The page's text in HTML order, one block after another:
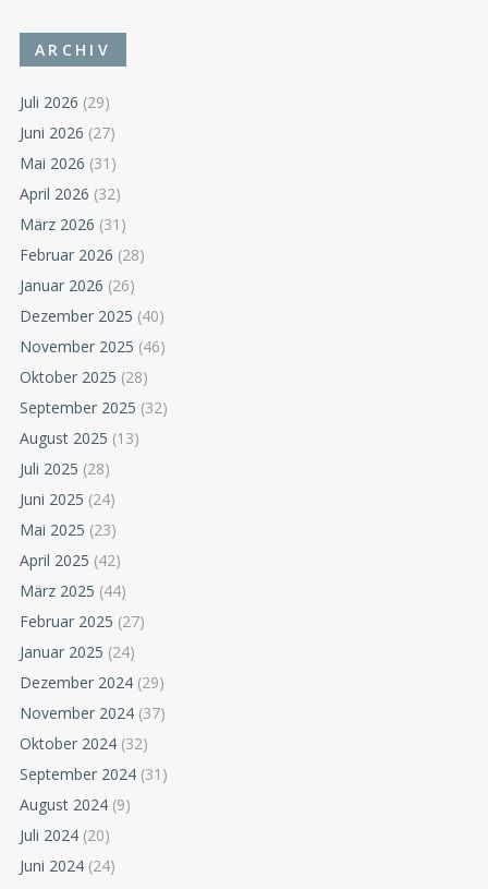
ARCHIV
Juli 2026 (29)
Juni 2026 (27)
Mai 2026 (31)
April 2026 (32)
März 2026 (31)
Februar 2026 (28)
Januar 2026 (26)
Dezember 2025 (40)
November 2025 (46)
Oktober 2025 (28)
September 2025 (32)
August 2025 (13)
Juli 2025 (28)
Juni 2025 (24)
Mai 2025 (23)
April 2025 (42)
März 2025 (44)
Februar 2025 (27)
Januar 2025 (24)
Dezember 2024 (29)
November 2024 (37)
Oktober 2024 (32)
September 2024 (31)
August 2024 (9)
Juli 2024 (20)
Juni 2024 (24)